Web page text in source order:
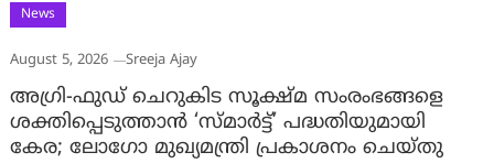
News
August 5, 2026 Sreeja Ajay
അഗ്രി-ഫുഡ് ചെറുകിട സൂക്ഷ്മ സംരംഭങ്ങളെ
ശക്തിപ്പെടുത്താന്‍ ‘സ്മാര്‍ട്ട്’ പദ്ധതിയുമായി
കേര; ലോഗോ മുഖ്യമന്ത്രി പ്രകാശനം ചെയ്തു